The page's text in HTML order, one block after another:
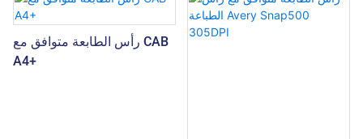
رأس الطابعة متوافق مع CAB
A4+